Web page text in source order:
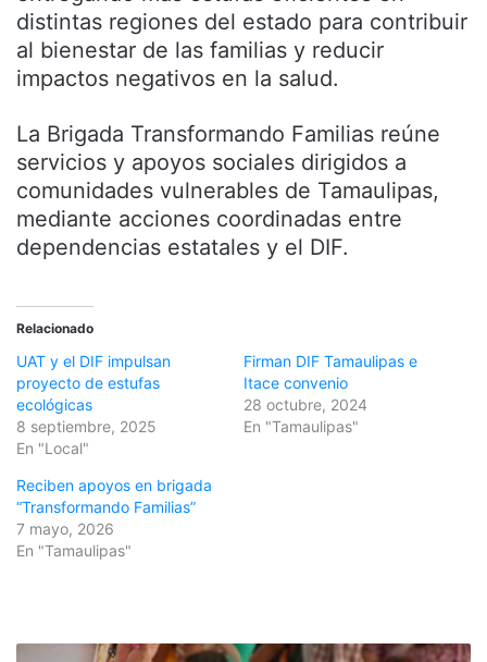
distintas regiones del estado para contribuir
al bienestar de las familias y reducir
impactos negativos en la salud.
La Brigada Transformando Familias reúne
servicios y apoyos sociales dirigidos a
comunidades vulnerables de Tamaulipas,
mediante acciones coordinadas entre
dependencias estatales y el DIF.
Relacionado
UAT y el DIF impulsan
proyecto de estufas
ecológicas
8 septiembre, 2025
En "Local"
Firman DIF Tamaulipas e
Itace convenio
28 octubre, 2024
En "Tamaulipas"
Reciben apoyos en brigada
“Transformando Familias”
7 mayo, 2026
En "Tamaulipas"